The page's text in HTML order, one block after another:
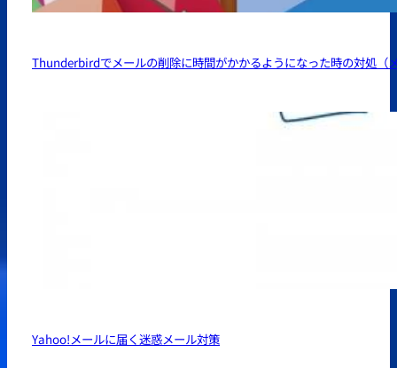
Thunderbirdでメールの削除に時間がかかるようになった時の対処（
Yahoo!メールに届く迷惑メール対策